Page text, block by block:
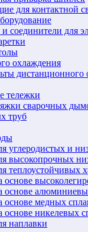
для контактной
соединители для
охлаждения
дистанционного
тележки
сварочных
труб
углеродистых и
высокопрочных
теплоустойчивых
основе
основе
основе медных
основе никелевых
наплавки